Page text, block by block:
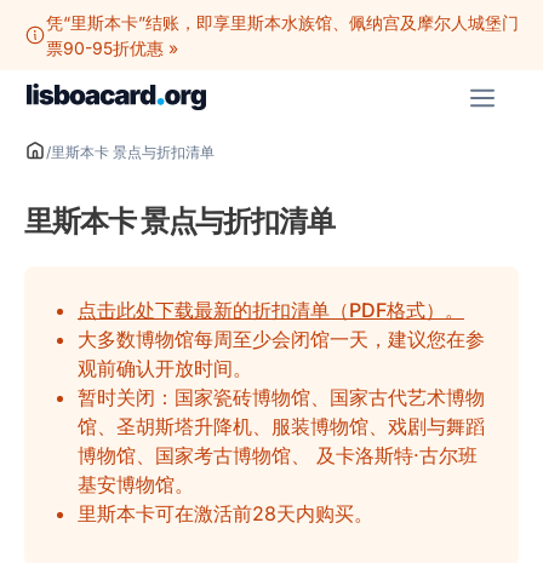
凭“里斯本卡”结账，即享里斯本水族馆、佩纳宫及摩尔人城堡门
票90-95折优惠 »
菜
/里斯本卡 景点与折扣清单
里斯本卡 景点与折扣清单
点击此处下载最新的折扣清单（PDF格式）。
大多数博物馆每周至少会闭馆一天，建议您在参
观前确认开放时间。
暂时关闭：国家瓷砖博物馆、国家古代艺术博物
馆、圣胡斯塔升降机、服装博物馆、戏剧与舞蹈
博物馆、国家考古博物馆、 及卡洛斯特·古尔班
基安博物馆。
里斯本卡可在激活前28天内购买。